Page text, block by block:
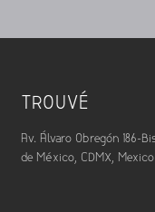
TROUVÉ
Av. Álvaro Obregón 186-
de México, CDMX, Mexico